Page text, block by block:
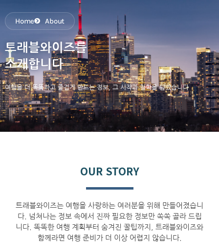
Home About
트래블와이즈를
소개합니다
여행을 더 똑똑하고 즐겁게 만드는 정보, 그 시작과 철학을 담았습니다
OUR STORY
트래블와이즈는 여행을 사랑하는 여러분을 위해 만들어졌습니
다.
넘쳐나는 정보 속에서 진짜 필요한 정보만 쏙쏙 골라 드립
니다 똑똑한 여행 계획부터 숨겨진 꿀팁까지
트래블와이즈와
함께라면 여행 준비가 더 이상 어렵지 않습니다.